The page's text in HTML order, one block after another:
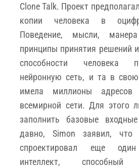
Clone Talk. Проект
копии человека в
Поведение, мысли,
принципы принятия решений
способности человека
нейронную сеть, и та в
имела миллионы адресов
всемирной сети. Для этого
заполнить базовые
давно, Simon заявил,
спроектировал еще один
интеллект, способный